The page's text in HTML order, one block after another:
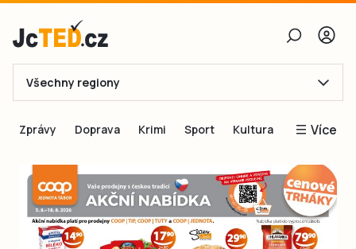
E-mail
Obnovit heslo
Přihlásit se
Všechny regiony
Zprávy Doprava Krimi Sport Kultura Více
Inspirace
Čtenáři píší
Speciální přílohy